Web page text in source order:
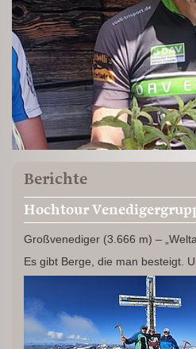
Berichte
Hochtour
Großvenediger (3.666 m) –
Es gibt Berge, die man besteigt.